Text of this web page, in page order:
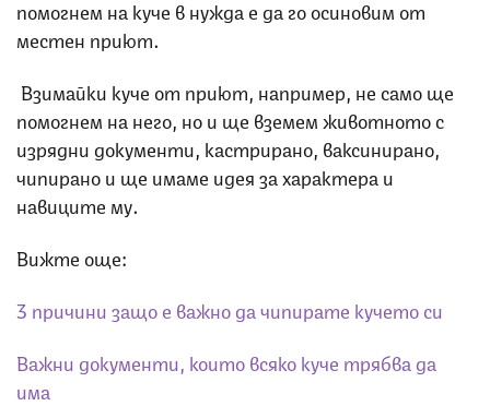
помогнем на куче в нужда е да го осиновим от
местен приют.
Взимайки куче от приют, например, не само ще
помогнем на него, но и ще вземем животното с
изрядни документи, кастрирано, ваксинирано,
чипирано и ще имаме идея за характера и
навиците му.
Вижте още:
3 причини защо е важно да чипирате кучето си
Важни документи, които всяко куче трябва да
има